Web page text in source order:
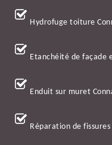
Hydrofuge toiture
Etanchéité de façade
Enduit sur muret
Réparation de